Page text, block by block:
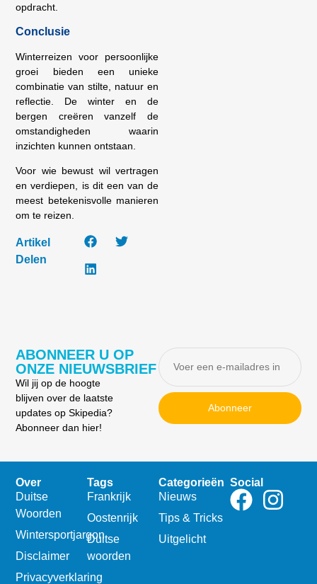
opdracht.
Conclusie
Winterreizen voor persoonlijke
groei bieden een unieke
combinatie van stilte, natuur en
reflectie. De winter en de
bergen creëren vanzelf de
omstandigheden waarin
inzichten kunnen ontstaan.
Voor wie bewust wil vertragen
en verdiepen, is dit een van de
meest betekenisvolle manieren
om te reizen.
Artikel
Delen
ABONNEER U OP
ONZE NIEUWSBRIEF
Wil jij op de hoogte
blijven over de laatste
updates op Skipedia?
Abonneer dan hier!
Abonneer
Over
Duitse
Woorden
Wintersportjargon
Disclaimer
Privacyverklaring
Tags
Frankrijk
Oostenrijk
Duitse
woorden
Categorieën
Nieuws
Tips & Tricks
Uitgelicht
Social